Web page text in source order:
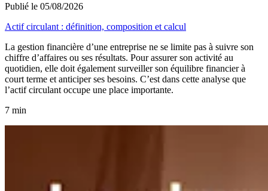
Publié le 05/08/2026
Actif circulant : définition, composition et calcul
La gestion financière d’une entreprise ne se limite pas à suivre son
chiffre d’affaires ou ses résultats. Pour assurer son activité au
quotidien, elle doit également surveiller son équilibre financier à
court terme et anticiper ses besoins. C’est dans cette analyse que
l’actif circulant occupe une place importante.
7 min